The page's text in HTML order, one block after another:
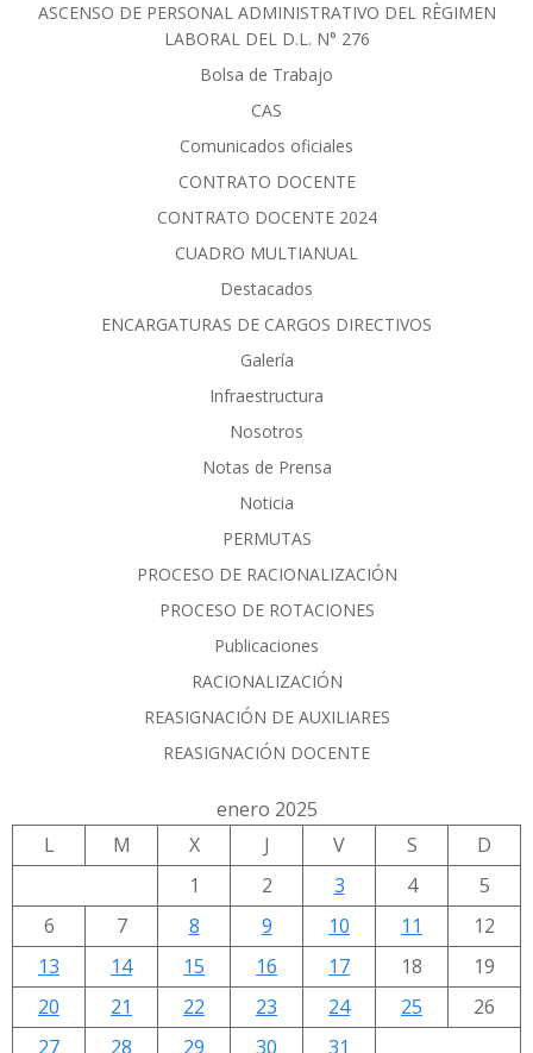
ASCENSO DE PERSONAL ADMINISTRATIVO DEL RÈGIMEN
LABORAL DEL D.L. N° 276
Bolsa de Trabajo
CAS
Comunicados oficiales
CONTRATO DOCENTE
CONTRATO DOCENTE 2024
CUADRO MULTIANUAL
Destacados
ENCARGATURAS DE CARGOS DIRECTIVOS
Galería
Infraestructura
Nosotros
Notas de Prensa
Noticia
PERMUTAS
PROCESO DE RACIONALIZACIÓN
PROCESO DE ROTACIONES
Publicaciones
RACIONALIZACIÓN
REASIGNACIÓN DE AUXILIARES
REASIGNACIÓN DOCENTE
enero 2025
L
M X J V S
D
1
2 3 4
5
6
7 8 9 10 11
12
13
14 15 16 17 18
19
20
21 22 23 24 25
26
27
28 29 30 31